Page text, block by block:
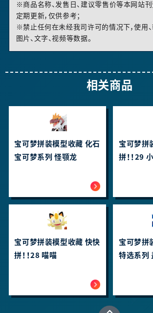
※商品名称、发售日、建议零售价等本网站
定期更新，仅供参考；
※禁止任何在未经我司许可的情况下，使用
图片、文字、视频等数据。
相关商品
宝可梦拼装模型收藏 化石
宝可梦系列 怪颚龙
宝可梦拼
拼！！29
宝可梦拼装模型收藏 快快
拼！！28 喵喵
宝可梦拼
特选系列